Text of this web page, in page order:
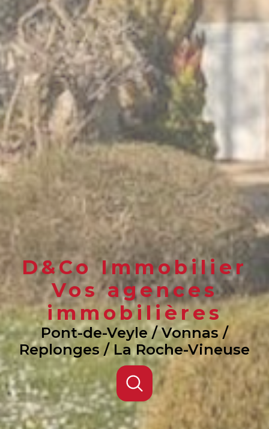
D&Co Immobilier
Vos agences
immobilières
Pont-de-Veyle / Vonnas /
Replonges / La Roche-Vineuse